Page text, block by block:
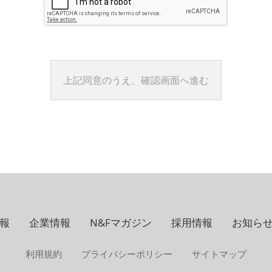
企業情報 N&Fマガジン 採用情報 お知ら
利用規約 プライバシーポリシー サイトマップ